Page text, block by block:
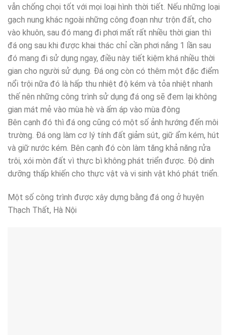
vẫn chống chọi tốt với mọi loại hình thời tiết. Nếu những loại
gạch nung khác ngoài những công đoạn như trộn đất, cho
vào khuôn, sau đó mang đi phơi mất rất nhiều thời gian thì
đá ong sau khi được khai thác chỉ cần phơi nắng 1 lần sau
đó mang đi sử dụng ngay, điều này tiết kiệm khá nhiều thời
gian cho người sử dụng. Đá ong còn có thêm một đặc điểm
nổi trội nữa đó là hấp thu nhiệt độ kém và tỏa nhiệt nhanh
thế nên những công trình sử dụng đá ong sẽ đem lại không
gian mát mẻ vào mùa hè và ấm áp vào mùa đông
Bên cạnh đó thì đá ong cũng có một số ảnh hướng đến môi
trường. Đá ong làm cơ lý tính đất giảm sút, giữ ẩm kém, hút
và giữ nước kém. Bên cạnh đó còn làm tăng khả năng rửa
trôi, xói mòn đất vì thực bì không phát triển được. Độ dinh
dưỡng thấp khiến cho thực vật và vi sinh vật khó phát triển.
Một số công trình được xây dựng bằng đá ong ở huyện
Thạch Thất, Hà Nội